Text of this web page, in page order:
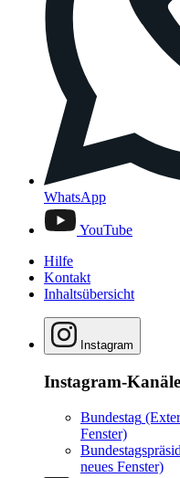
WhatsApp
YouTube
Hilfe
Kontakt
Inhaltsübersicht
Instagram
Instagram-Kanäle
Bundestag
Fenster)
neues Fenster)